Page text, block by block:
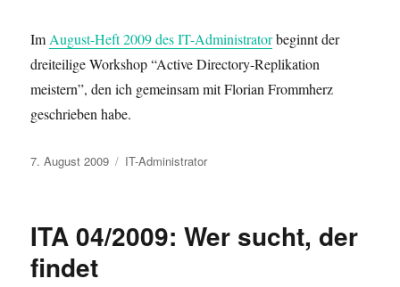
ImAugust-Heft 2009 des IT-Administratorbeginnt der
dreiteilige Workshop “Active Directory-Replikation
meistern”, den ich gemeinsam mit Florian Frommherz
geschrieben habe.
Veröffentlicht
7. August 2009 Kategorien
IT-Administrator
ITA 04/2009: Wer sucht, der
findet